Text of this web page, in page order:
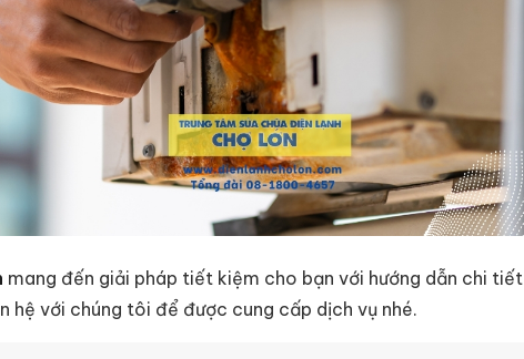
mang đến giải pháp tiết kiệm cho bạn với hướng dẫn chi tiết
hệ với chúng tôi để được cung cấp dịch vụ nhé.